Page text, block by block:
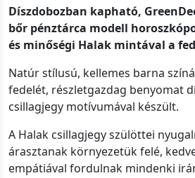
Díszdobozban kapható,
bőr pénztárca modell
és minőségi Halak mintával a
Natúr stílusú, kellemes barna
fedelét, részletgazdag benyomat
csillagjegy motívumával készült.
A Halak csillagjegy szülöttei
árasztanak környezetük felé,
empátiával fordulnak mindenki